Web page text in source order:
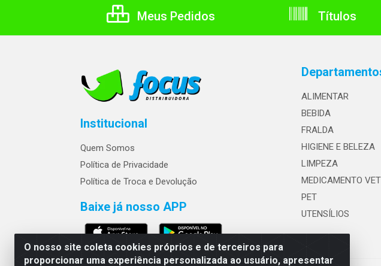
O nosso site coleta cookies próprios e de terceiros para
proporcionar uma experiência personalizada ao usuário, apresentar
Meus Pedidos Títulos
Institucional
Quem Somos
Política de Privacidade
Política de Troca e Devolução
Baixe já nosso APP
ALIMENTAR
BEBIDA
FRALDA
HIGIENE E BELEZA
LIMPEZA
MEDICAMENTO VET
PET
UTENSÍLIOS